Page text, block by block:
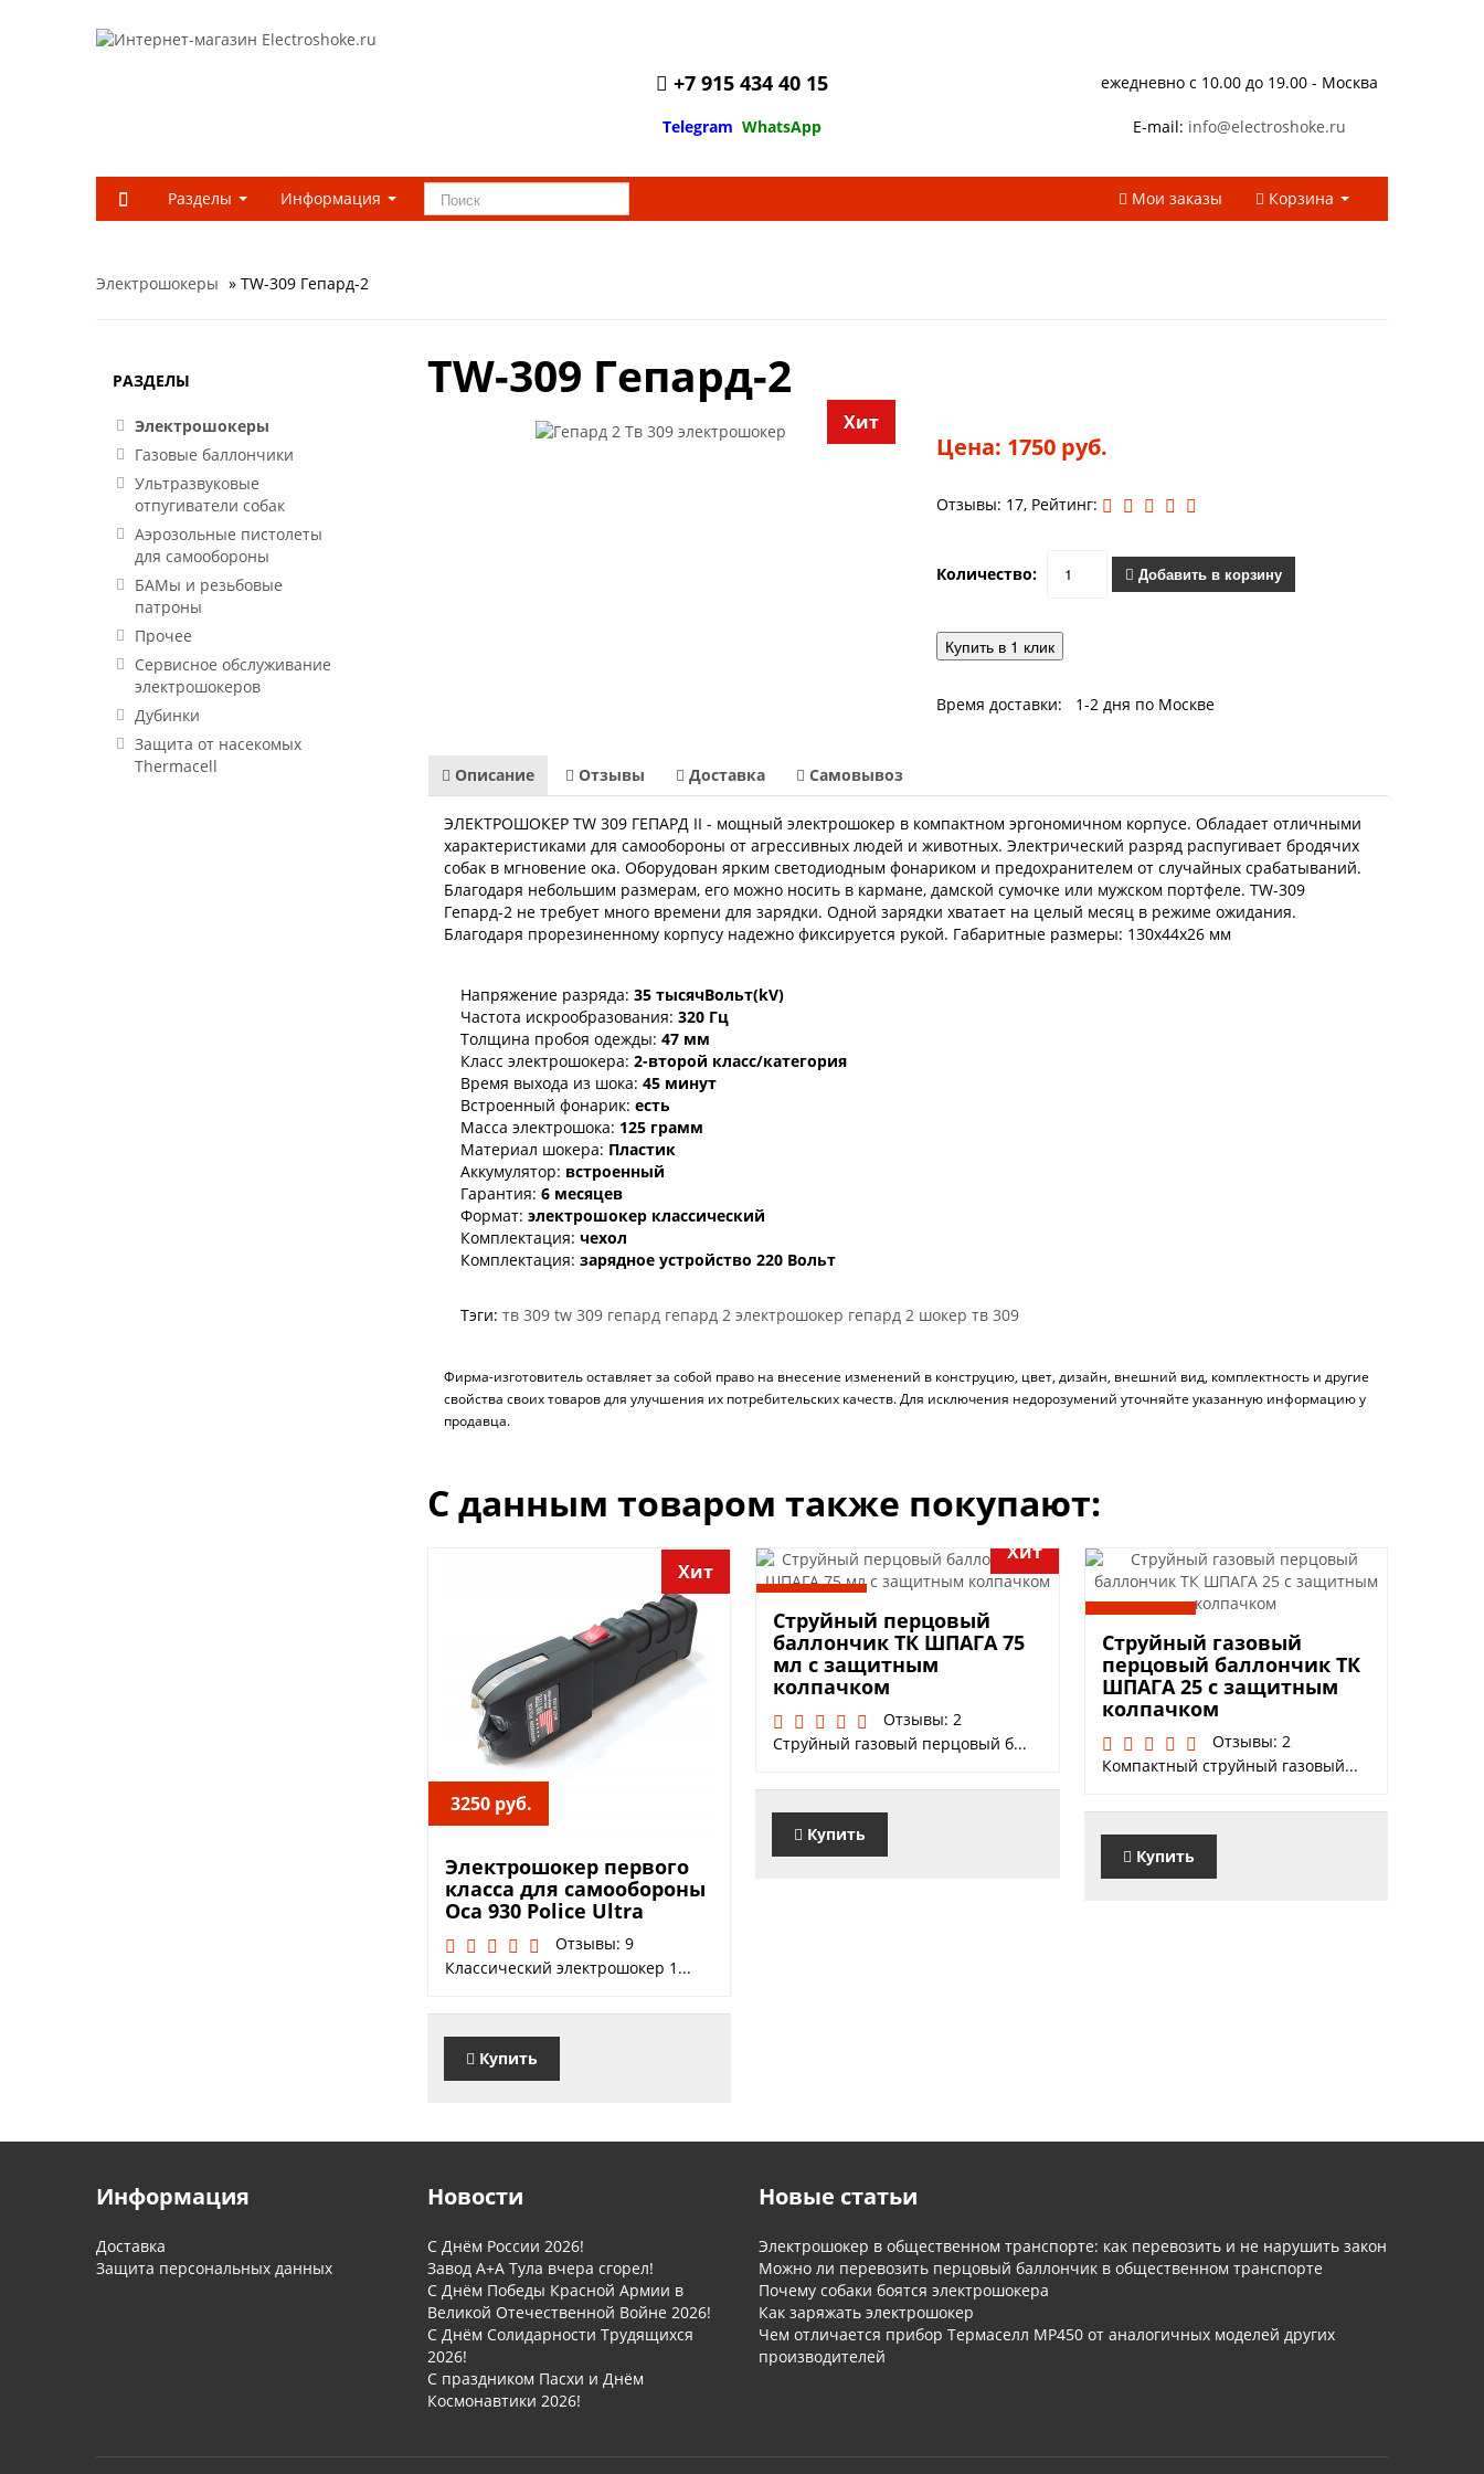
+7 915 434 40 15
Telegram WhatsApp
ежедневно с 10.00 до 19.00 - Москва
E-mail: info@electroshoke.ru
Разделы Информация Мои заказы Корзина
Электрошокеры » TW-309 Гепард-2
TW-309 Гепард-2
Хит
Цена: 1750 руб.
Отзывы: 17, Рейтинг:
Количество: Добавить в корзину
Купить в 1 клик
Время доставки: 1-2 дня по Москве
Описание Отзывы Доставка Самовывоз
ЭЛЕКТРОШОКЕР TW 309 ГЕПАРД II - мощный электрошокер в компактном эргономичном корпусе. Обладает отличными
характеристиками для самообороны от агрессивных людей и животных. Электрический разряд распугивает бродячих
собак в мгновение ока. Оборудован ярким светодиодным фонариком и предохранителем от случайных срабатываний.
Благодаря небольшим размерам, его можно носить в кармане, дамской сумочке или мужском портфеле. TW-309
Гепард-2 не требует много времени для зарядки. Одной зарядки хватает на целый месяц в режиме ожидания.
Благодаря прорезиненному корпусу надежно фиксируется рукой. Габаритные размеры: 130х44х26 мм
Напряжение разряда: 35 тысячВольт(kV)
Частота искрообразования: 320 Гц
Толщина пробоя одежды: 47 мм
Класс электрошокера: 2-второй класс/категория
Время выхода из шока: 45 минут
Встроенный фонарик: есть
Масса электрошока: 125 грамм
Материал шокера: Пластик
Аккумулятор: встроенный
Гарантия: 6 месяцев
Формат: электрошокер классический
Комплектация: чехол
Комплектация: зарядное устройство 220 Вольт
Тэги:тв 309 tw 309 гепард гепард 2 электрошокер гепард 2 шокер тв 309
Фирма-изготовитель оставляет за собой право на внесение изменений в конструцию, цвет, дизайн, внешний вид, комплектность и другие
свойства своих товаров для улучшения их потребительских качеств. Для исключения недорозумений уточняйте указанную информацию у
продавца.
С данным товаром также покупают:
3250 руб.
Хит
Электрошокер первого
класса для самообороны
Оса 930 Police Ultra
Отзывы: 9
Классический электрошокер 1...
Купить
Хит
Струйный перцовый
баллончик ТК ШПАГА 75
мл с защитным
колпачком
Отзывы: 2
Струйный газовый перцовый б...
Купить
Струйный газовый
перцовый баллончик ТК
ШПАГА 25 с защитным
колпачком
Отзывы: 2
Компактный струйный газовый...
Купить
РАЗДЕЛЫ
Электрошокеры
Газовые баллончики
Ультразвуковые
отпугиватели собак
Аэрозольные пистолеты
для самообороны
БАМы и резьбовые
патроны
Прочее
Сервисное обслуживание
электрошокеров
Дубинки
Защита от насекомых
Thermacell
Информация
Доставка
Защита персональных данных
Новости
С Днём России 2026!
Завод А+А Тула вчера сгорел!
С Днём Победы Красной Армии в
Великой Отечественной Войне 2026!
С Днём Солидарности Трудящихся
2026!
С праздником Пасхи и Днём
Космонавтики 2026!
Новые статьи
Электрошокер в общественном транспорте: как перевозить и не нарушить закон
Можно ли перевозить перцовый баллончик в общественном транспорте
Почему собаки боятся электрошокера
Как заряжать электрошокер
Чем отличается прибор Термаселл МР450 от аналогичных моделей других
производителей